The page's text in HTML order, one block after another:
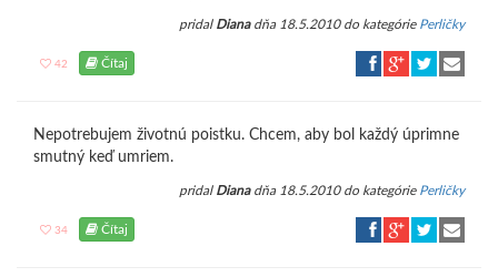
pridal Dianadňa 18.5.2010 do kategórie Perličky
42 Čítaj
Nepotrebujem životnú poistku. Chcem, aby bol každý úprimne
smutný keď umriem.
pridal Dianadňa 18.5.2010 do kategórie Perličky
34 Čítaj